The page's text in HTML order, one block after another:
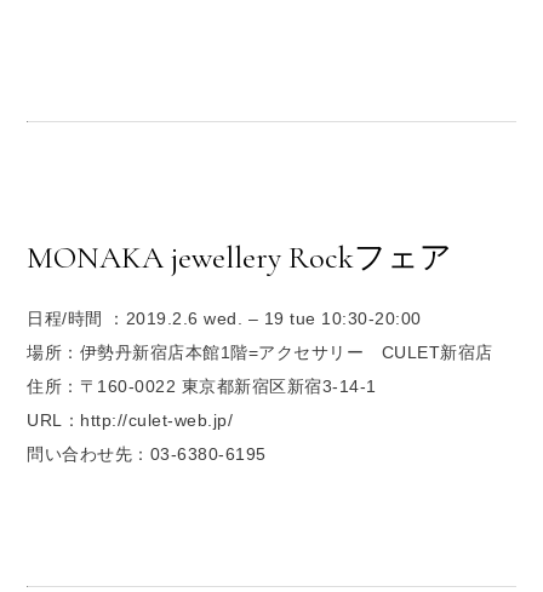
MONAKA jewellery Rockフェア
日程/時間 ：2019.2.6 wed. – 19 tue 10:30-20:00
場所：伊勢丹新宿店本館1階=アクセサリー CULET新宿店
住所：〒160-0022 東京都新宿区新宿3-14-1
URL：http://culet-web.jp/
問い合わせ先：03-6380-6195